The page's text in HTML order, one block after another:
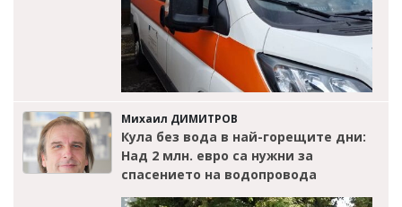
Михаил ДИМИТРОВ
Кула без вода в най-горещите дни:
Над 2 млн. евро са нужни за
спасението на водопровода